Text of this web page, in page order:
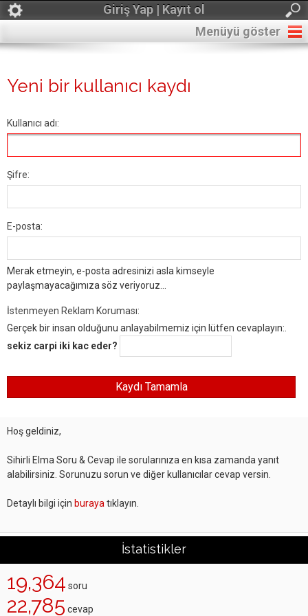
Giriş Yap | Kayıt ol
Menüyü göster
Yeni bir kullanıcı kaydı
Kullanıcı adı:
Şifre:
E-posta:
Merak etmeyin, e-posta adresinizi asla kimseyle
paylaşmayacağımıza söz veriyoruz...
İstenmeyen Reklam Koruması:
Gerçek bir insan olduğunu anlayabilmemiz için lütfen cevaplayın:.
sekiz carpi iki kac eder?
Hoş geldiniz,
Sihirli Elma Soru & Cevap ile sorularınıza en kısa zamanda yanıt
alabilirsiniz. Sorunuzu sorun ve diğer kullanıcılar cevap versin.
Detaylı bilgi için buraya tıklayın.
İstatistikler
19,364 soru
22,785 cevap